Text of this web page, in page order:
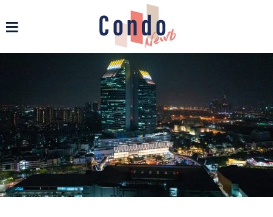
รวมข่าวสารคอนโด บ้าน และอสังหาฯ ทุกรูปแบบ - Condonewb
≡